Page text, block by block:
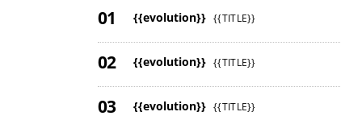
{{evolution}} {{TITLE}}
{{evolution}} {{TITLE}}
{{evolution}} {{TITLE}}